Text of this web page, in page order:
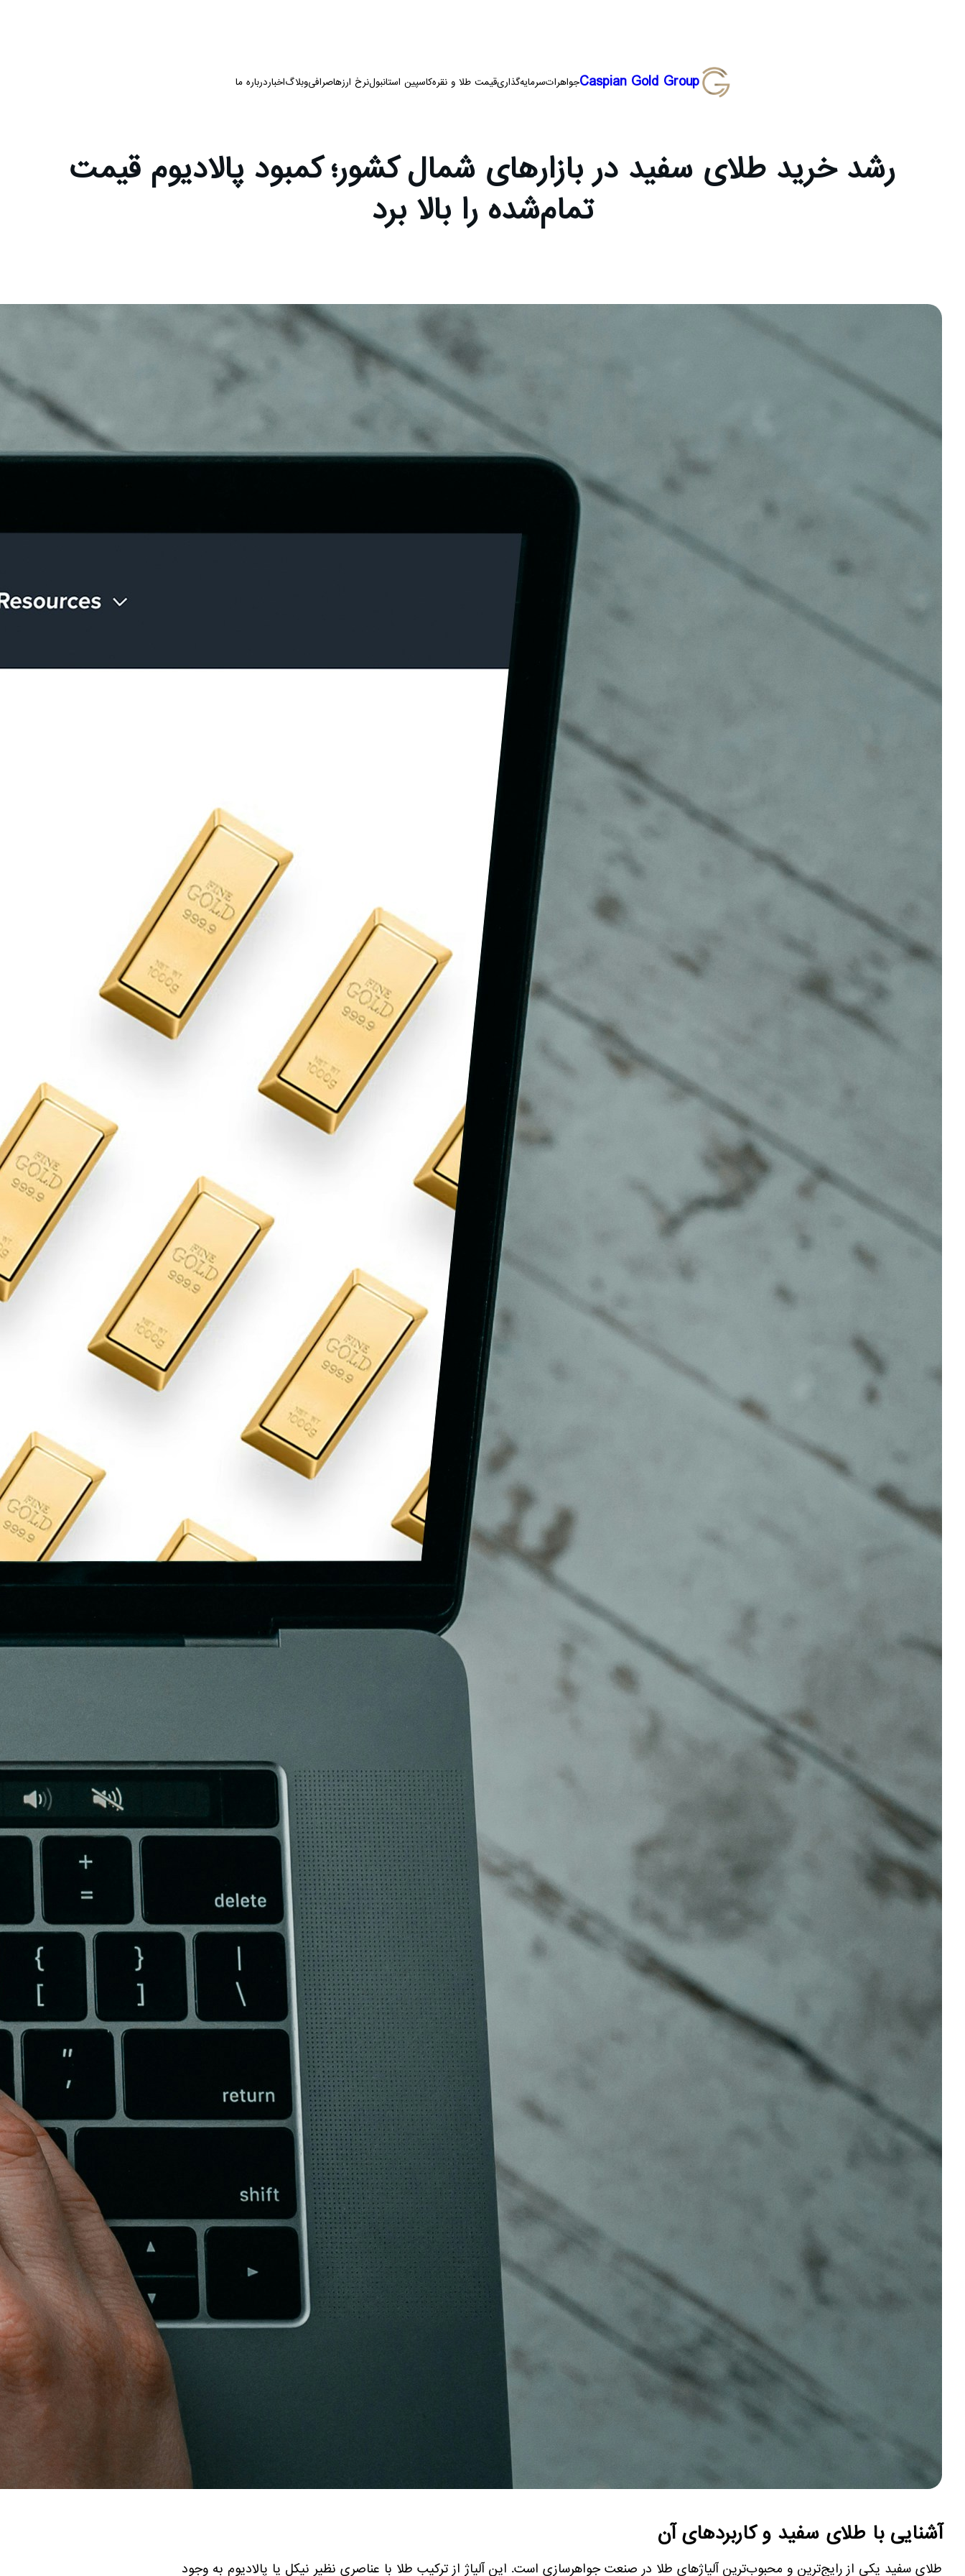
Caspian Gold Groupجواهراتسرمایه‌گذاریقیمت طلا و نقرهکاسپین استانبولنرخ ارزهاصرافیوبلاگاخباردرباره ما
رشد خرید طلای سفید در بازارهای شمال کشور؛ کمبود پالادیوم قیمت
تمام‌شده را بالا برد
آشنایی با طلای سفید و کاربردهای آن
طلای سفید یکی از رایج‌ترین و محبوب‌ترین آلیاژهای طلا در صنعت جواهرسازی است. این آلیاژ از ترکیب طلا با عناصری نظیر نیکل یا پالادیوم به وجود